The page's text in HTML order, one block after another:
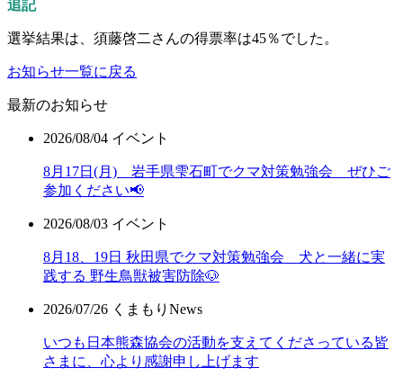
追記
選挙結果は、須藤啓二さんの得票率は45％でした。
お知らせ一覧に戻る
最新のお知らせ
2026/08/04 イベント
8月17日(月) 岩手県雫石町でクマ対策勉強会 ぜひご
参加ください📢
2026/08/03 イベント
8月18、19日 秋田県でクマ対策勉強会 犬と一緒に実
践する 野生鳥獣被害防除🐶
2026/07/26 くまもりNews
いつも日本熊森協会の活動を支えてくださっている皆
さまに、心より感謝申し上げます